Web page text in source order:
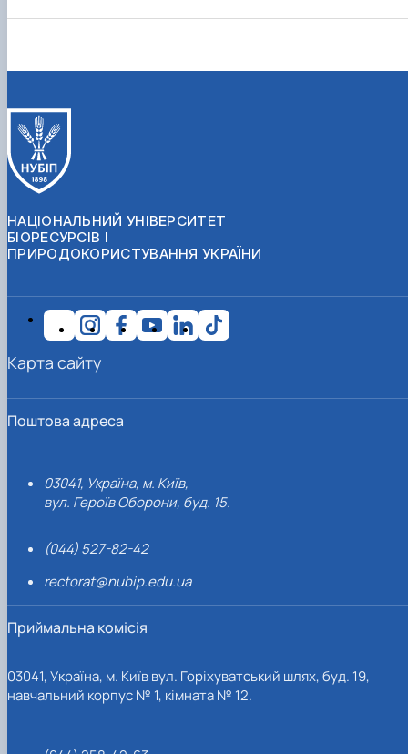
НАЦІОНАЛЬНИЙ УНІВЕРСИТЕТ
БІОРЕСУРСІВ І
ПРИРОДОКОРИСТУВАННЯ УКРАЇНИ
Поштова адреса
03041, Україна, м. Київ,
вул. Героїв Оборони, буд. 15.
(044) 527-82-42
rectorat@nubip.edu.ua
Приймальна комісія
03041, Україна, м. Київ вул. Горіхуватський шлях, буд. 19,
навчальний корпус № 1, кімната № 12.
Карта сайту